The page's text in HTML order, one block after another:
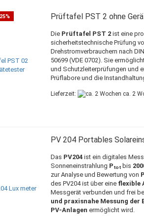
Prüftafel PST 2 ohne
Die Prüftafel PST 2ist eine
sicherheitstechnische Prüfung
Drehstromverbrauchern nach
50699 (VDE 0702). Sie
und Schutzleiterprüfungen und
Prüflabore und die
Lieferzeit: ca. 2
PV 204 Portables
Das PV204ist ein digitales
Sonneneinstrahlung Pₜₒₜbis
zur Analyse und Bewertung von
des PV204 ist über eine flexible
Messgerät verbunden und frei
und praxisnahe Messung
PV-Anlagen ermöglicht wird.